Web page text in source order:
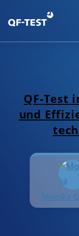
QF-Test
und
Monika